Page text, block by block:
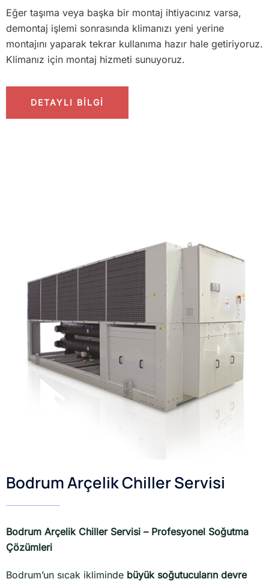
Eğer taşıma veya başka bir montaj ihtiyacınız varsa,
demontaj işlemi sonrasında klimanızı yeni yerine
montajını yaparak tekrar kullanıma hazır hale getiriyoruz.
Klimanız için montaj hizmeti sunuyoruz.
DETAYLI BİLGİ
Bodrum Arçelik Chiller Servisi
Bodrum Arçelik Chiller Servisi – Profesyonel Soğutma
Çözümleri
Bodrum’un sıcak ikliminde büyük soğutucuların devre